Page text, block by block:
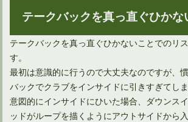
テークバックを真っ直ぐひかな
テークバックを真っ直ぐひかないことでのリ
す。
最初は意識的に行うので大丈夫なのですが、
バックでクラブをインサイドに引きすぎてしま
意図的にインサイドにひいた場合、ダウンス
ッドがループを描くようにアウトサイドから